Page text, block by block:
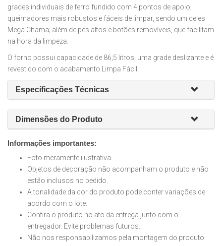
grades individuais de ferro fundido com 4 pontos de apoio;
queimadores mais robustos e fáceis de limpar, sendo um deles
Mega Chama; além de pés altos e botões removíveis, que facilitam
na hora da limpeza.
O forno possui capacidade de 86,5 litros, uma grade deslizante e é
revestido com o acabamento Limpa Fácil.
Específicações Técnicas
Dimensões do Produto
Informações importantes:
Foto meramente ilustrativa.
Objetos de decoração não acompanham o produto e não
estão inclusos no pedido.
A tonalidade da cor do produto pode conter variações de
acordo com o lote.
Confira o produto no ato da entrega junto com o
entregador. Evite problemas futuros.
Não nos responsabilizamos pela montagem do produto.